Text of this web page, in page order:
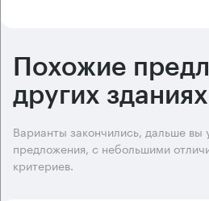
Похожие
других зданиях
Варианты закончились, дальше вы
предложения, с небольшими
критериев.